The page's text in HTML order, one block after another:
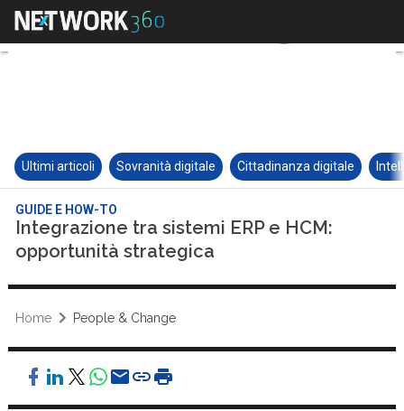
Ultimi articoli Sovranità digitale Cittadinanza digitale
GUIDE E HOW-TO
Integrazione tra sistemi ERP e HCM:
opportunità strategica
Home People & Change